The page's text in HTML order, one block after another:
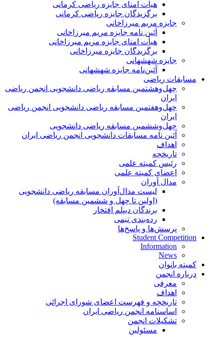
هیأت امنای جایزه ریاضی کرمانی
برگزیدگان جایزه ریاضی کرمانی
جایزه مریم میرزاخانی
آئین نامه جایزه مریم میرزاخانی
هیأت امنای جایزه مریم میرزاخانی
برگزیدگان جایزه میرزاخانی
جایزه شهشهانی
آئین‌نامه جایزه شهشهانی
مسابقات ریاضی
چهل‌و‌هشتمین مسابقه ریاضی دانشجویی انجمن ریاضی
ایران
چهل‌و‌هفتمین مسابقه ریاضی دانشجویی انجمن ریاضی
ایران
چهل‌و‌ششمین مسابقه ریاضی دانشجویی
آئین نامه مسابقات دانشجویی انجمن ریاضی ایران
اهداف
تاریخچه
رئیس کمیته علمی
اعضای کمیته علمی
مدال آوران
لیست مدال‌آوران مسابقه ریاضی دانشجویی
(اولین تا چهل‌ و ششمین مسابقه)
برندگان دیپلم افتخار
رده‌بندی تیمی
پرسش‌ها و پاسخ‌ها
Student Competition
Information
News
کمیته بانوان
درباره انجمن
معرفی
اهداف
تاریخچه و فهرست اعضای شورای اجرائی
اساسنامه انجمن ریاضی ایران
تشکیلات انجمن
مسئولین